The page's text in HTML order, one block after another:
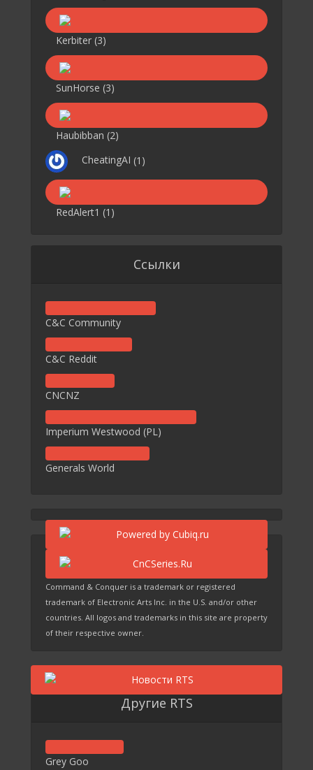
Kerbiter (3)
SunHorse (3)
Haubibban (2)
CheatingAI (1)
RedAlert1 (1)
Ссылки
C&C Community
C&C Reddit
CNCNZ
Imperium Westwood (PL)
Generals World
Command & Conquer is a trademark or registered
trademark of Electronic Arts Inc. in the U.S. and/or other
countries. All logos and trademarks in this site are property
of their respective owner.
Другие RTS
Grey Goo